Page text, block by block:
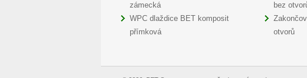
zámecká
WPC dlaždice BET komposit
přímková
bez
otvorů